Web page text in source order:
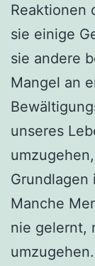
Reaktionen
sie einige
sie andere
Mangel an
unseres
Manche
nie gelernt,